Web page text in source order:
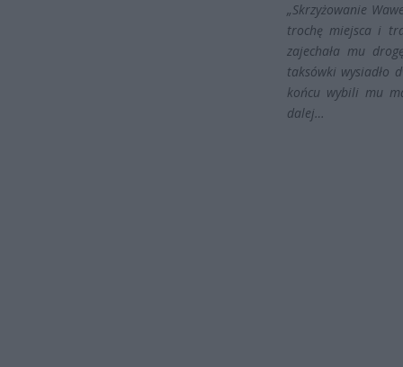
„Skrzyżowanie
trochę miejsca i
zajechała mu
taksówki wysiadło
końcu wybili mu
dalej…